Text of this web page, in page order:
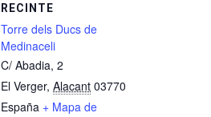
RECINTE
Torre dels Ducs de
Medinaceli
C/ Abadia, 2
El Verger, Alacant 03770
España + Mapa de